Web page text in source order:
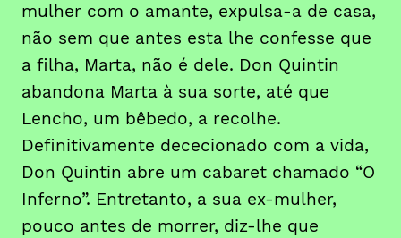
mulher com o amante, expulsa-a de casa,
não sem que antes esta lhe confesse que
a filha, Marta, não é dele. Don Quintin
abandona Marta à sua sorte, até que
Lencho, um bêbedo, a recolhe.
Definitivamente dececionado com a vida,
Don Quintin abre um cabaret chamado “O
Inferno”. Entretanto, a sua ex-mulher,
pouco antes de morrer, diz-lhe que